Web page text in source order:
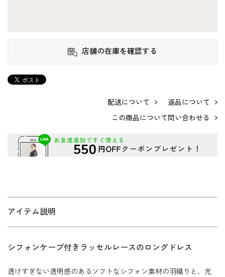
店舗の在庫を確認する
配送について
返品について
この商品について問い合わせる
アイテム説明
シフォンケープ付きラッセルレースのロングドレス
透けすぎない透明感のあるソフトなシフォン素材の羽織りと、光